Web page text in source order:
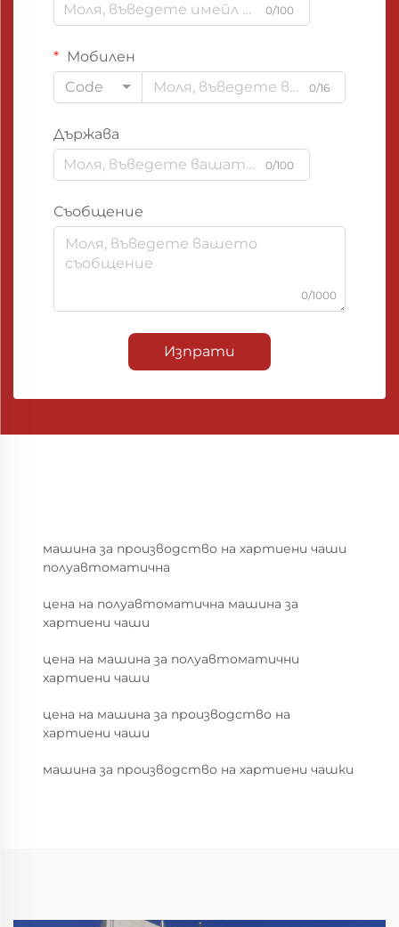
0/100
Мобилен
Code
0/16
Държава
0/100
Съобщение
0/1000
Изпрати
машина за производство на хартиени чаши
полуавтоматична
цена на полуавтоматична машина за
хартиени чаши
цена на машина за полуавтоматични
хартиени чаши
цена на машина за производство на
хартиени чаши
машина за производство на хартиени чашки